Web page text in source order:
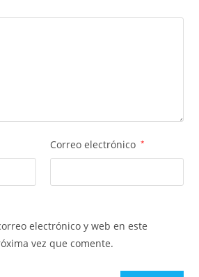
Correo electrónico *
electrónico y web en este
vez que comente.